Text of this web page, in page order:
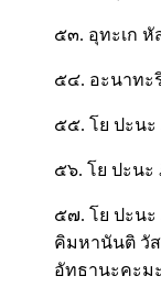
๕๓. อุทะเก หั
๕๔. อะนาทะ
๕๕. โย ปะนะ
๕๖. โย ปะนะ
๕๗. โย ปะนะ
คิมหานันติ วั
อัทธานะคะม